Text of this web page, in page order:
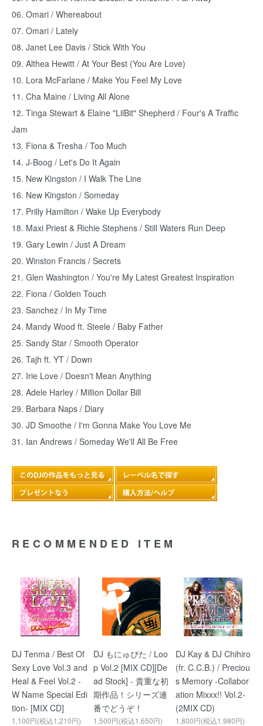
06. Omari / Whereabout
07. Omari / Lately
08. Janet Lee Davis / Stick With You
09. Althea Hewitt / At Your Best (You Are Love)
10. Lora McFarlane / Make You Feel My Love
11. Cha Maine / Living All Alone
12. Tinga Stewart & Elaine "LilBit" Shepherd / Four's A Traffic
Jam
13. Fiona & Tresha / Too Much
14. J-Boog / Let's Do It Again
15. New Kingston / I Walk The Line
16. New Kingston / Someday
17. Prilly Hamilton / Wake Up Everybody
18. Maxi Priest & Richie Stephens / Still Waters Run Deep
19. Gary Lewin / Just A Dream
20. Winston Francis / Secrets
21. Glen Washington / You're My Latest Greatest Inspiration
22. Fiona / Golden Touch
23. Sanchez / In My Time
24. Mandy Wood ft. Steele / Baby Father
25. Sandy Star / Smooth Operator
26. Tajh ft. YT / Down
27. Irie Love / Doesn't Mean Anything
28. Adele Harley / Million Dollar Bill
29. Barbara Naps / Diary
30. JD Smoothe / I'm Gonna Make You Love Me
31. Ian Andrews / Someday We'll All Be Free
RECOMMENDED ITEM
DJ Tenma / Best Of
Sexy Love Vol.3 and
Heal & Feel Vol.2 -
W Name Special Edi
tion- [MIX CD]
1,100円(税込1,210円)
DJ もにゅぴた / Loo
p Vol.2 [MIX CD][De
ad Stock] - 貴重な初
期作品！シリーズ連
番でどうぞ！
1,500円(税込1,650円)
DJ Kay & DJ Chihiro
(fr. C.C.B.) / Preciou
s Memory -Collabor
ation Mixxx!! Vol.2-
(2MIX CD)
1,800円(税込1,980円)